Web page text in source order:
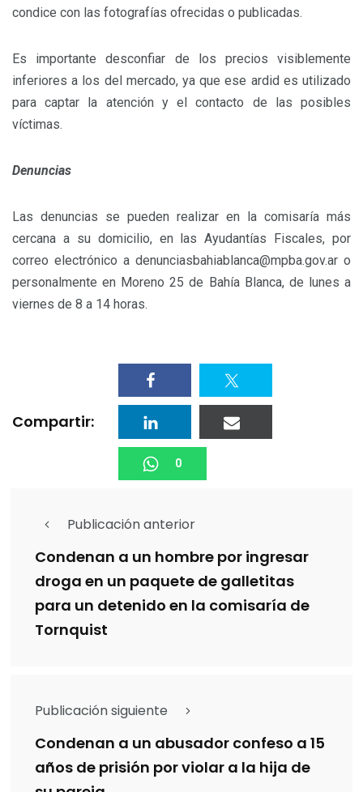
condice con las fotografías ofrecidas o publicadas.
Es importante desconfiar de los precios visiblemente
inferiores a los del mercado, ya que ese ardid es utilizado
para captar la atención y el contacto de las posibles
víctimas.
Denuncias
Las denuncias se pueden realizar en la comisaría más
cercana a su domicilio, en las Ayudantías Fiscales, por
correo electrónico a denunciasbahiablanca@mpba.gov.ar o
personalmente en Moreno 25 de Bahía Blanca, de lunes a
viernes de 8 a 14 horas.
Compartir:
0
Publicación anterior
Condenan a un hombre por ingresar
droga en un paquete de galletitas
para un detenido en la comisaría de
Tornquist
Publicación siguiente
Condenan a un abusador confeso a 15
años de prisión por violar a la hija de